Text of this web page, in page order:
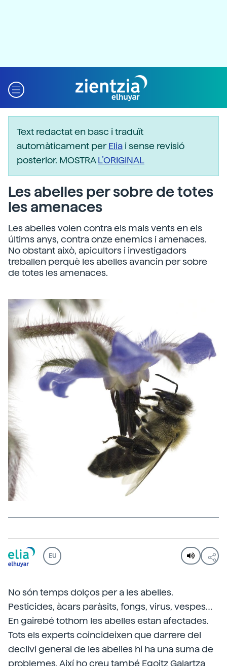
Text redactat en basc i traduït
automàticament perElia i sense revisió
posterior. MOSTRAL’ORIGINAL
Les abelles per sobre de totes
les amenaces
Les abelles volen contra els mals vents en els
últims anys, contra onze enemics i amenaces.
No obstant això, apicultors i investigadors
treballen perquè les abelles avancin per sobre
de totes les amenaces.
EU
No són temps dolços per a les abelles.
Pesticides, àcars paràsits, fongs, virus, vespes…
En gairebé tothom les abelles estan afectades.
Tots els experts coincideixen que darrere del
declivi general de les abelles hi ha una suma de
problemes. Així ho creu també Egoitz Galartza